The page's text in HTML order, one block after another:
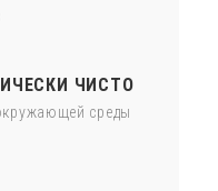
ЧИСТО
среды